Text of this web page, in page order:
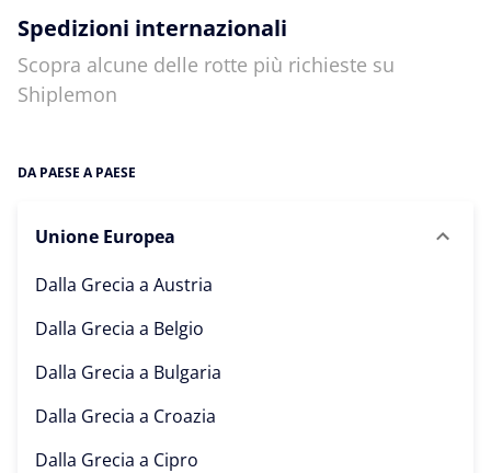
Spedizioni internazionali
Scopra alcune delle rotte più richieste su
Shiplemon
DA PAESE A PAESE
Unione Europea
Dalla Grecia a Austria
Dalla Grecia a Belgio
Dalla Grecia a Bulgaria
Dalla Grecia a Croazia
Dalla Grecia a Cipro